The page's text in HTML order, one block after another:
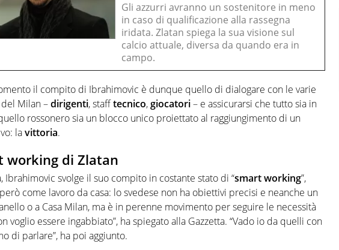
Gli azzurri avranno un sostenitore in meno
in caso di qualificazione alla rassegna
iridata. Zlatan spiega la sua visione sul
calcio attuale, diversa da quando era in
campo.
il compito di Ibrahimovic è dunque quello di dialogare con le varie
Milan –dirigenti, stafftecnico,giocatori– e assicurarsi che tutto sia in
rossonero sia un blocco unico proiettato al raggiungimento di un
lavittoria.
working di Zlatan
Ibrahimovic svolge il suo compito in costante stato di “smartworking”,
come lavoro da casa: lo svedese non ha obiettivi precisi e neanche un
o a Casa Milan, ma è in perenne movimento per seguire le necessità
voglio essere ingabbiato”, ha spiegato alla Gazzetta. “Vado io da quelli con
di parlare”, ha poi aggiunto.